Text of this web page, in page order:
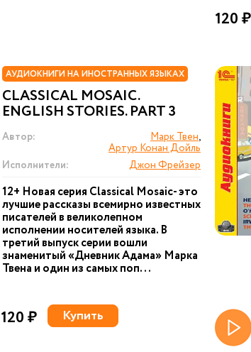
120 ₽
АУДИОКНИГИ НА ИНОСТРАННЫХ ЯЗЫКАХ
CLASSICAL MOSAIC.
ENGLISH STORIES. PART 3
Автор: Марк Твен,
Артур Конан Дойль
Исполнители:
Джон Фрейзер
12+ Новая серия Сlassical Mosaic- это
лучшие рассказы всемирно известных
писателей в великолепном
исполнении носителей языка. В
третий выпуск серии вошли
знаменитый «Дневник Адама» Марка
Твена и один из самых поп...
120 ₽ Купить